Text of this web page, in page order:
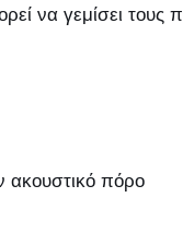
να γεμίσει τους
ακουστικό πόρο